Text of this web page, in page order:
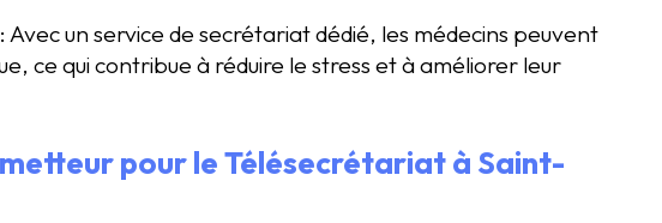
: Avec un service de secrétariat dédié, les médecins peuvent
ce qui contribue à réduire le stress et à améliorer leur
pour le Télésecrétariat à Saint-